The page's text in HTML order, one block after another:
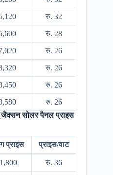
रु. 32
रु. 28
रु. 26
रु. 26
रु. 26
रु. 26
जैक्सन सोलर पैनल प्राइस
प्राइस प्राइस/वाट
रु. 36